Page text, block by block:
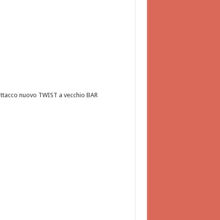
nuovo TWIST a vecchio BAR